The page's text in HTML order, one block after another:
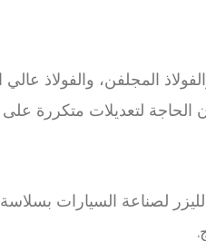
المجلفن، والفولاذ عالي
لصناعة السيارات